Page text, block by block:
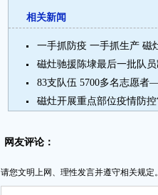
相关新闻
一手抓防疫 一手抓生产 磁
磁灶驰援陈埭最后一批队员
83支队伍 5700多名志愿
磁灶开展重点部位疫情防控
网友评论：
请您文明上网、理性发言并遵守相关规定。